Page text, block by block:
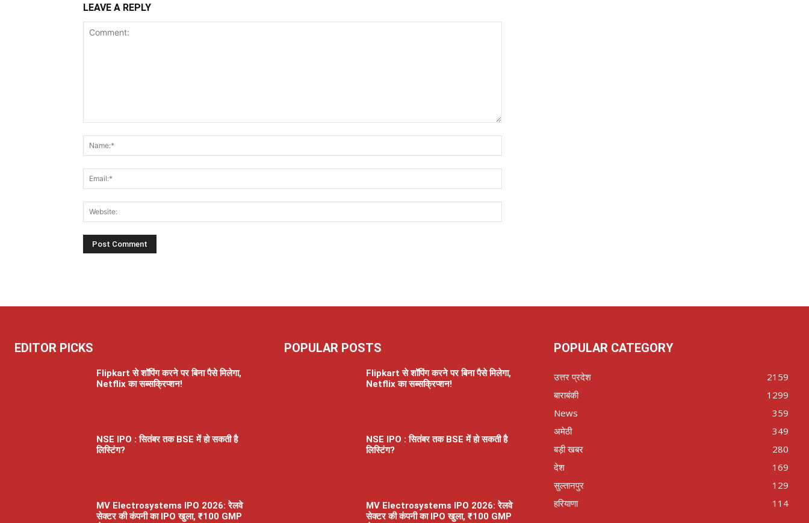
LEAVE A REPLY
EDITOR PICKS
Flipkart से शॉपिंग करने पर बिना पैसे मिलेगा,
Netflix का सब्सक्रिप्शन!
NSE IPO : सितंबर तक BSE में हो सकती है
लिस्टिंग?
MV Electrosystems IPO 2026: रेलवे
सेक्टर की कंपनी का IPO खुला, ₹100 GMP
POPULAR POSTS
Flipkart से शॉपिंग करने पर बिना पैसे मिलेगा,
Netflix का सब्सक्रिप्शन!
NSE IPO : सितंबर तक BSE में हो सकती है
लिस्टिंग?
MV Electrosystems IPO 2026: रेलवे
सेक्टर की कंपनी का IPO खुला, ₹100 GMP
POPULAR CATEGORY
उत्तर प्रदेश
2159
बाराबंकी
1299
News
359
अमेठी
349
बड़ी खबर
280
देश
169
सुल्तानपुर
129
हरियाणा
114